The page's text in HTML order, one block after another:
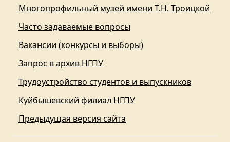
Многопрофильный музей имени Т.Н. Троицкой
Часто задаваемые вопросы
Вакансии (конкурсы и выборы)
Запрос в архив НГПУ
Трудоустройство студентов и выпускников
Куйбышевский филиал НГПУ
Предыдущая версия сайта